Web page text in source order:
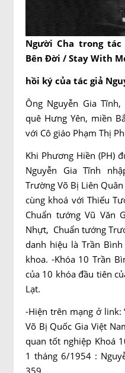
Người Cha trong tác
Bên Đời / Stay With
hồi ký của tác giả
Ông Nguyễn Gia
quê Hưng Yên, miền
với Cô giáo Phạm Thị
Khi Phương Hiền (PH)
Nguyễn Gia Tĩnh
Trường Võ Bị Liên
cùng khoá với Thiếu
Chuẩn tướng Vũ Văn
Nhựt, Chuẩn tướng
danh hiệu là Trần
khoa. -Khóa 10 Trần
của 10 khóa đầu tiên
Lạt.
-Hiện trên mạng ở link:
Võ Bị Quốc Gia Việt
quan tốt nghiệp Khoá
1 tháng 6/1954 :
359.